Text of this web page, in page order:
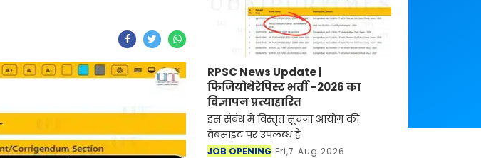
RPSC News Update |
फिजियोथेरेपिस्ट भर्ती -2026 का
विज्ञापन प्रत्याहारित
इस संबंध में विस्तृत सूचना आयोग की
वेबसाइट पर उपलब्ध है
JOB OPENING Fri,7 Aug 2026